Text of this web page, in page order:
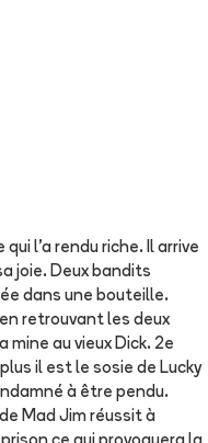
qui l'a rendu riche. Il arrive
joie. Deux bandits
dans une bouteille.
retrouvant les deux
au vieux Dick. 2e
il est le sosie de Lucky
à être pendu.
Mad Jim réussit à